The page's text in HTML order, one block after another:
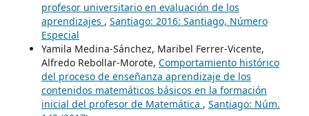
profesor universitario en evaluación de los
aprendizajes , Santiago: 2016: Santiago, Número
Especial
Yamila Medina-Sánchez, Maribel Ferrer-Vicente,
Alfredo Rebollar-Morote, Comportamiento histórico
del proceso de enseñanza aprendizaje de los
contenidos matemáticos básicos en la formación
inicial del profesor de Matemática , Santiago: Núm.